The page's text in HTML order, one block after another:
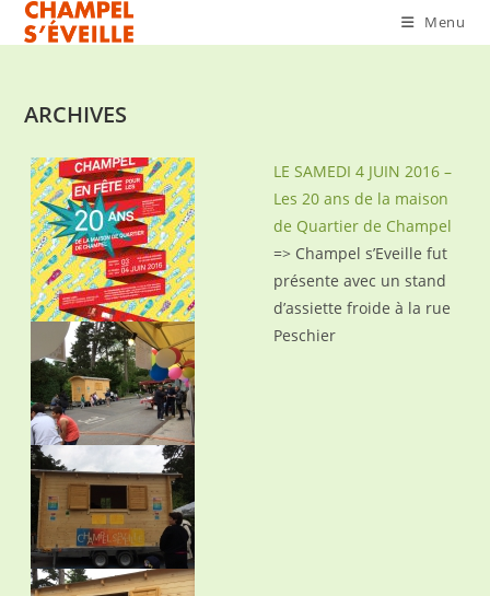
Skip
to
Menu
ARCHIVES
LE SAMEDI 4 JUIN 2016 –
Les 20 ans de la maison
de Quartier de Champel
=> Champel s’Eveille fut
présente avec un stand
d’assiette froide à la rue
Peschier